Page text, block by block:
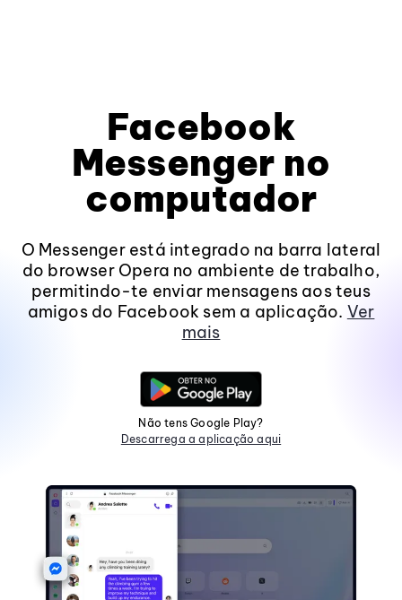
Facebook
Messenger no
computador
O Messenger está integrado na barra lateral
do browser Opera no ambiente de trabalho,
permitindo-te enviar mensagens aos teus
amigos do Facebook sem a aplicação. Ver
mais
Não tens Google Play?
Descarrega a aplicação aqui